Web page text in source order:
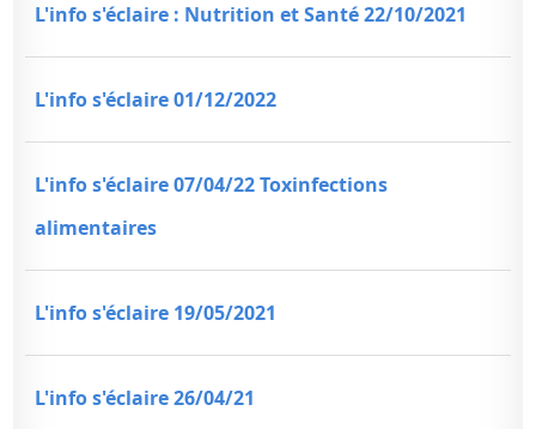
L'info s'éclaire : Nutrition et Santé 22/10/2021
L'info s'éclaire 01/12/2022
L'info s'éclaire 07/04/22 Toxinfections
alimentaires
L'info s'éclaire 19/05/2021
L'info s'éclaire 26/04/21